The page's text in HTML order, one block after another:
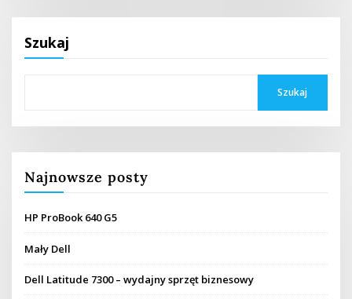
Szukaj
Szukaj
Najnowsze posty
HP ProBook 640 G5
Mały Dell
Dell Latitude 7300 – wydajny sprzęt biznesowy